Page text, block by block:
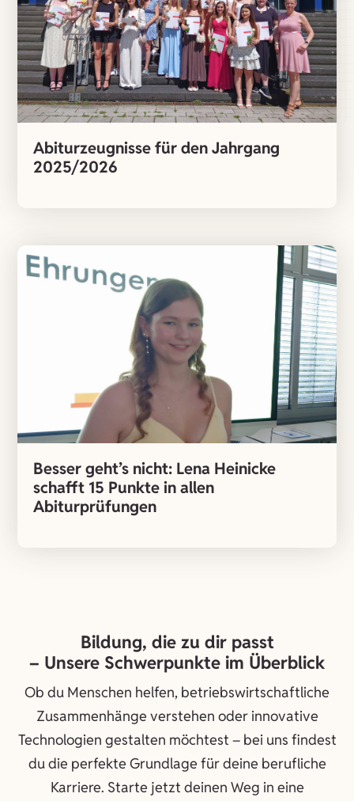
Abiturzeugnisse für den Jahrgang
2025/2026
Besser geht’s nicht: Lena Heinicke
schafft 15 Punkte in allen
Abiturprüfungen
Bildung, die zu dir passt
– Unsere Schwerpunkte im Überblick
Ob du Menschen helfen, betriebswirtschaftliche
Zusammenhänge verstehen oder innovative
Technologien gestalten möchtest – bei uns findest
du die perfekte Grundlage für deine berufliche
Karriere. Starte jetzt deinen Weg in eine